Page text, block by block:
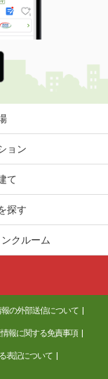
ョン
て
探す
クルーム
の外部送信について
報に関する免責事項
表記について